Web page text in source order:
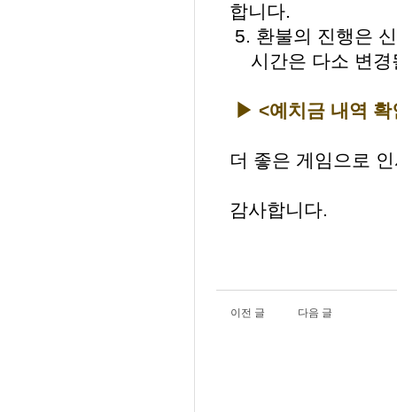
합니다.
5. 환불의 진행은
시간은 다소 변경
▶ <예치금 내역 확
더 좋은 게임으로
감사합니다.
이전 글 다음 글